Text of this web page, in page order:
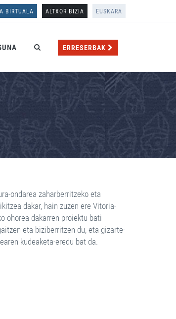
BIRTUALA ALTXOR BIZIA EUSKARA
ERRESERBAK
ondarea zaharberritzeko eta
dakar, hain zuzen ere Vitoria-
ohorea dakarren proiektu bati
eta biziberritzen du, eta gizarte-
kudeaketa-eredu bat da.